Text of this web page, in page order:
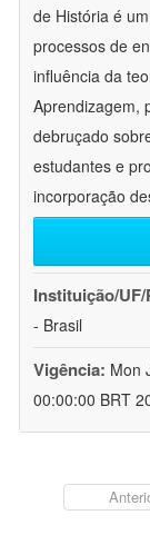
de História é
processos de
influência da
Aprendizagem,
debruçado
estudantes e
incorporação
Instituição/UF/
- Brasil
Vigência: Mon
00:00:00 BRT